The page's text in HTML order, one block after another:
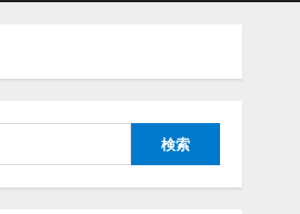
は26.8％。AI導入企業の
入・活用は「上手くいって
ナレッジワーク、AIエンジ
ニア油井 誠（@myui）が入